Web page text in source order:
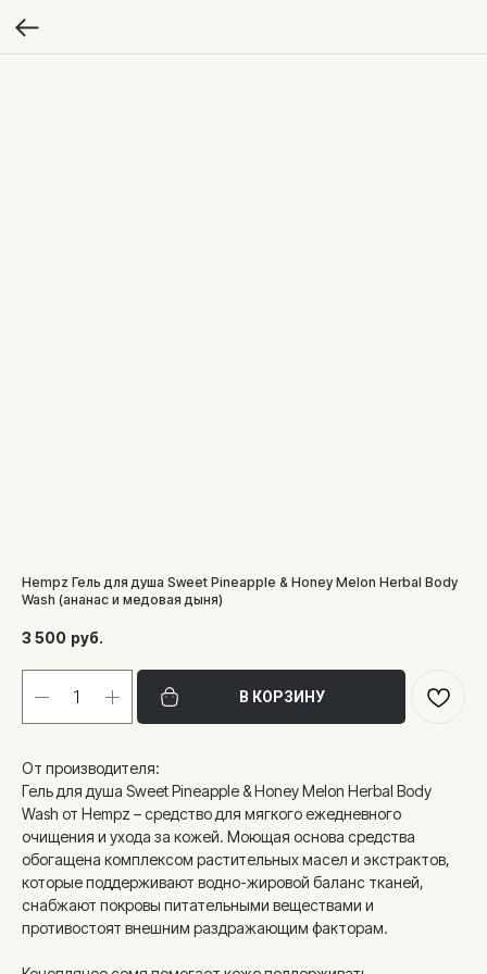
Hempz Гель для душа Sweet Pineapple & Honey Melon Herbal Body
Wash (ананас и медовая дыня)
3 500 руб.
В КОРЗИНУ
От производителя:
Гель для душа Sweet Pineapple & Honey Melon Herbal Body
Wash от Hempz – средство для мягкого ежедневного
очищения и ухода за кожей. Моющая основа средства
обогащена комплексом растительных масел и экстрактов,
которые поддерживают водно-жировой баланс тканей,
снабжают покровы питательными веществами и
противостоят внешним раздражающим факторам.